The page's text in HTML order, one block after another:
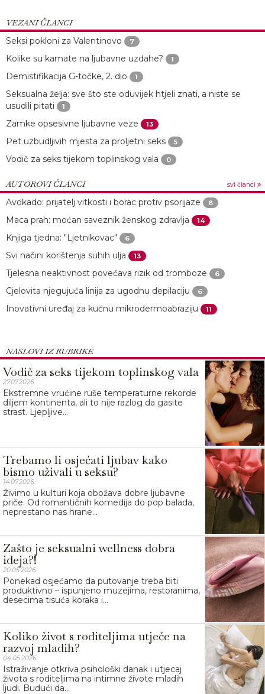
VEZANI ČLANCI
Seksi pokloni za Valentinovo
7
Kolike su kamate na ljubavne uzdahe? 1
Demistifikacija G-točke, 2. dio 1
Seksualna želja: sve što ste oduvijek htjeli znati, a niste se
usudili pitati
1
Zamke opsesivne ljubavne veze 13
Pet uzbudljivih mjesta za proljetni seks 5
Vodič za seks tijekom toplinskog vala 0
AUTOROVI ČLANCI svi članci
Avokado: prijatelj vitkosti i borac protiv psorijaze 8
Maca prah: moćan saveznik ženskog zdravlja 14
Knjiga tjedna: "Ljetnikovac" 6
Svi načini korištenja suhih ulja 13
Tjelesna neaktivnost povećava rizik od tromboze 6
Cjelovita njegujuća linija za ugodnu depilaciju 6
Inovativni uređaj za kućnu mikrodermoabraziju 11
NASLOVI IZ RUBRIKE
Vodič za seks tijekom toplinskog vala
27.07.2026.
Ekstremne vrućine ruše temperaturne rekorde
diljem kontinenta, ali to nije razlog da gasite
strast. Ljepljive...
Trebamo li osjećati ljubav kako
bismo uživali u seksu?
14.07.2026.
Živimo u kulturi koja obožava dobre ljubavne
priče. Od romantičnih komedija do pop balada,
neprestano nas hrane...
Zašto je seksualni wellness dobra
ideja?!
20.05.2026.
Ponekad osjećamo da putovanje treba biti
produktivno – ispunjeno muzejima, restoranima,
desecima tisuća koraka i...
Koliko život s roditeljima utječe na
razvoj mladih?
04.05.2026.
Istraživanje otkriva psihološki danak i utjecaj
života s roditeljima na intimne živote mladih
ljudi. Budući da...